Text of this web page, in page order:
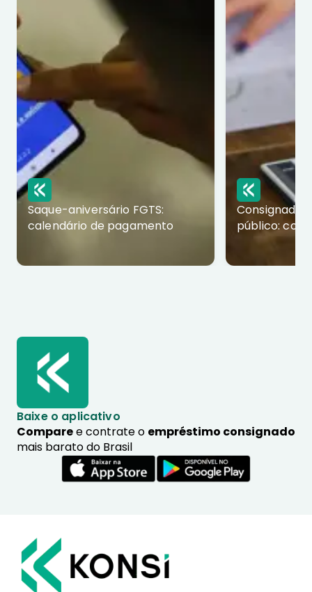
Saque-aniversário FGTS:
calendário de pagamento
Consignado
público:
Baixe o aplicativo
Comparee contrate o empréstimo consignado
mais barato do Brasil